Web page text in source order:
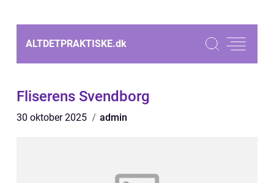
ALTDETPRAKTISKE.dk
Fliserens Svendborg
30 oktober 2025 admin